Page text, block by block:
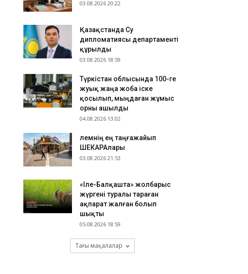
ТҮРКІСТАН: Отырар ауданына келуші туристер
06.08.2026 17:28
Денсаулық сақтау министрлігі: Қазақстанда
операциядан кейінгі жаңа туған нәрестелер өлімі
06.08.2026 17:19
ТҮРКІСТАН: Отырар ауданында 5 жоба іске
асырылды
03.08.2026 20:22
Қазақстанда Су
дипломатиясы департаменті
құрылды
03.08.2026 18:59
Түркістан облысында 100-ге
жуық жаңа жоба іске
қосылып, мыңдаған жұмыс
орны ашылды
04.08.2026 13:02
​Әлемнің ең таңғажайып
ШЕКАРАлары
03.08.2026 21:53
«Іле-Балқашта» жолбарыс
жүргені туралы тараған
ақпарат жалған болып
шықты
05.08.2026 18:59
Тағы мақалалар